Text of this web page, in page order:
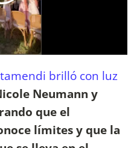
brilló con luz
Neumann y
que el
límites y que la